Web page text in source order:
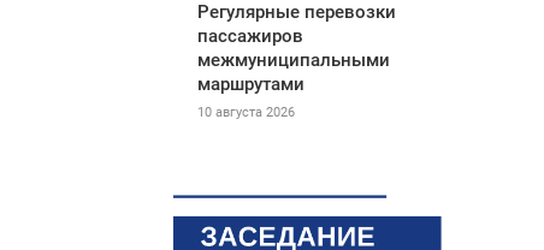
Регулярные перевозки
пассажиров
межмуниципальными
маршрутами
10 августа 2026